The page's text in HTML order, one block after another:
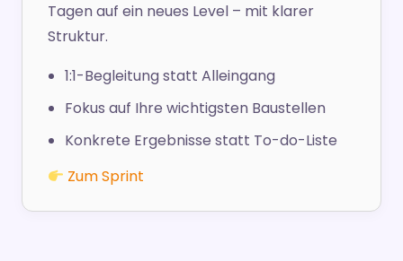
Tagen auf ein neues Level – mit klarer
Struktur.
1:1-Begleitung statt Alleingang
Fokus auf Ihre wichtigsten Baustellen
Konkrete Ergebnisse statt To-do-Liste
Zum Sprint